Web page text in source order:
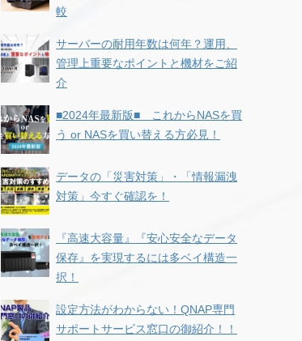
較
サーバーの耐用年数は何年？運用、
管理上重要なポイントと機材をご紹
介
■2024年最新版■ これからNASを買
う or NASを買い替える方必見！
データの「災害対策」・「情報漏洩
対策」今すぐ確認を！
『高速大容量』『安心安全なデータ
保存』を実現するには多ベイ構造一
択！
設定方法がわからない！QNAP専門
サポートサービス窓口の御紹介！！